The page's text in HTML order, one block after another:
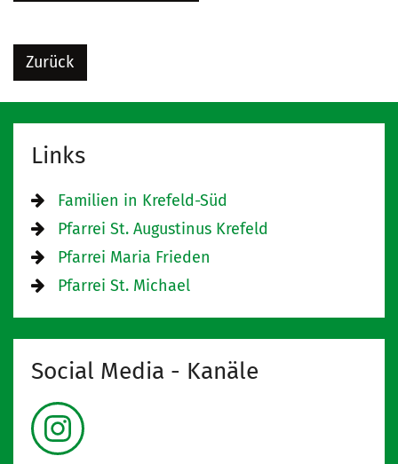
Zurück
Links
Familien in Krefeld-Süd
Pfarrei St. Augustinus Krefeld
Pfarrei Maria Frieden
Pfarrei St. Michael
Social Media - Kanäle